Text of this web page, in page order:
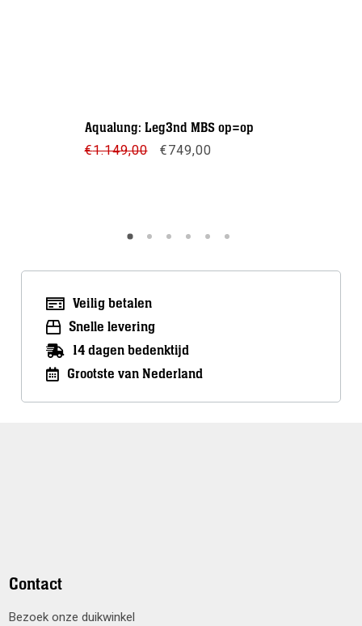
Aqualung: Leg3nd MBS op=op
€1.149,00
Oorspronkelijke
€749,00
Veilig betalen
Snelle levering
14 dagen bedenktijd
Grootste van Nederland
Contact
Bezoek onze duikwinkel